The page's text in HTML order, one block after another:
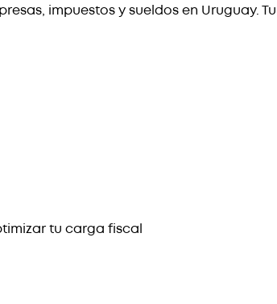
impuestos y sueldos en Uruguay.
tu carga fiscal